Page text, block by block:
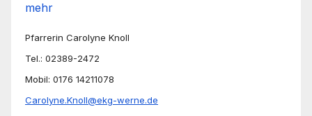
mehr
Pfarrerin Carolyne Knoll
Tel.: 02389-2472
Mobil: 0176 14211078
Carolyne.Knoll@ekg-werne.de